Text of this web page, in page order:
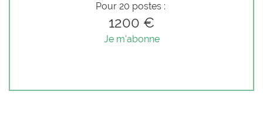
Pour 20 postes :
1200 €
Je m'abonne